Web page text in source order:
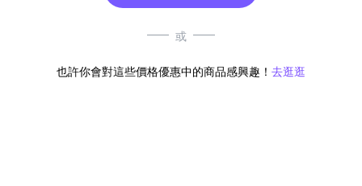
或
也許你會對這些價格優惠中的商品感興趣！ 去逛逛